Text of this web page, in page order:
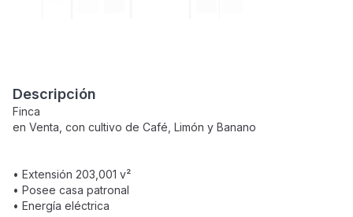
Descripción
Finca
en Venta, con cultivo de Café, Limón y Banano
• Extensión 203,001 v²
• Posee casa patronal
• Energía eléctrica